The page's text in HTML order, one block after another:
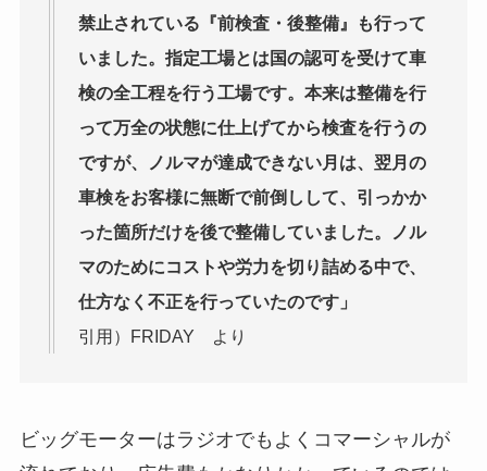
禁止されている『前検査・後整備』も行って
いました。指定工場とは国の認可を受けて車
検の全工程を行う工場です。本来は整備を行
って万全の状態に仕上げてから検査を行うの
ですが、ノルマが達成できない月は、翌月の
車検をお客様に無断で前倒しして、引っかか
った箇所だけを後で整備していました。ノル
マのためにコストや労力を切り詰める中で、
仕方なく不正を行っていたのです」
引用）FRIDAY より
ビッグモーターはラジオでもよくコマーシャルが